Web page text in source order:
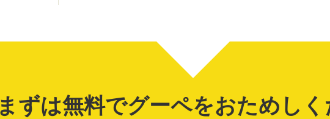
まずは無料でグーペをおためし